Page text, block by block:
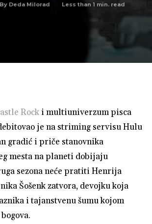
By Deda Milorad Less than 1 min. read
Rocki multiuniverzum pisca
je na striming servisu Hulu
gradić i priče stanovnika
mesta na planeti dobijaju
sezona neće pratiti Henrija
Šošenk zatvora, devojku koja
i tajanstvenu šumu kojom